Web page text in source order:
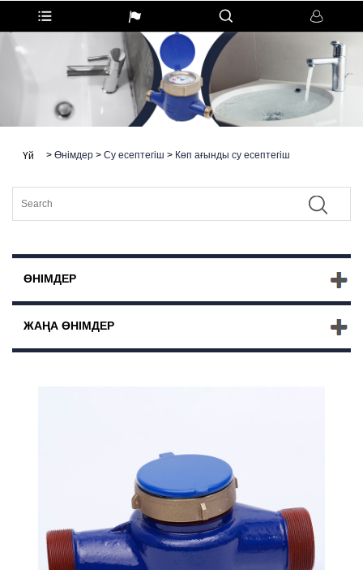
Үй > Өнімдер > Су есептегіш > Көп ағынды су есептегіш
ӨНІМДЕР
ЖАҢА ӨНІМДЕР